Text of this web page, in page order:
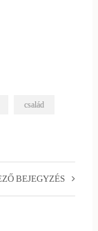
család
BEJEGYZÉS